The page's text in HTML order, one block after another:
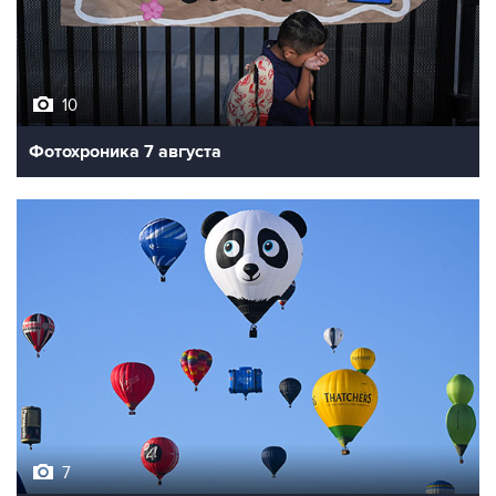
10
Фотохроника 7 августа
Фестиваль воздухоплавания в Бристоле